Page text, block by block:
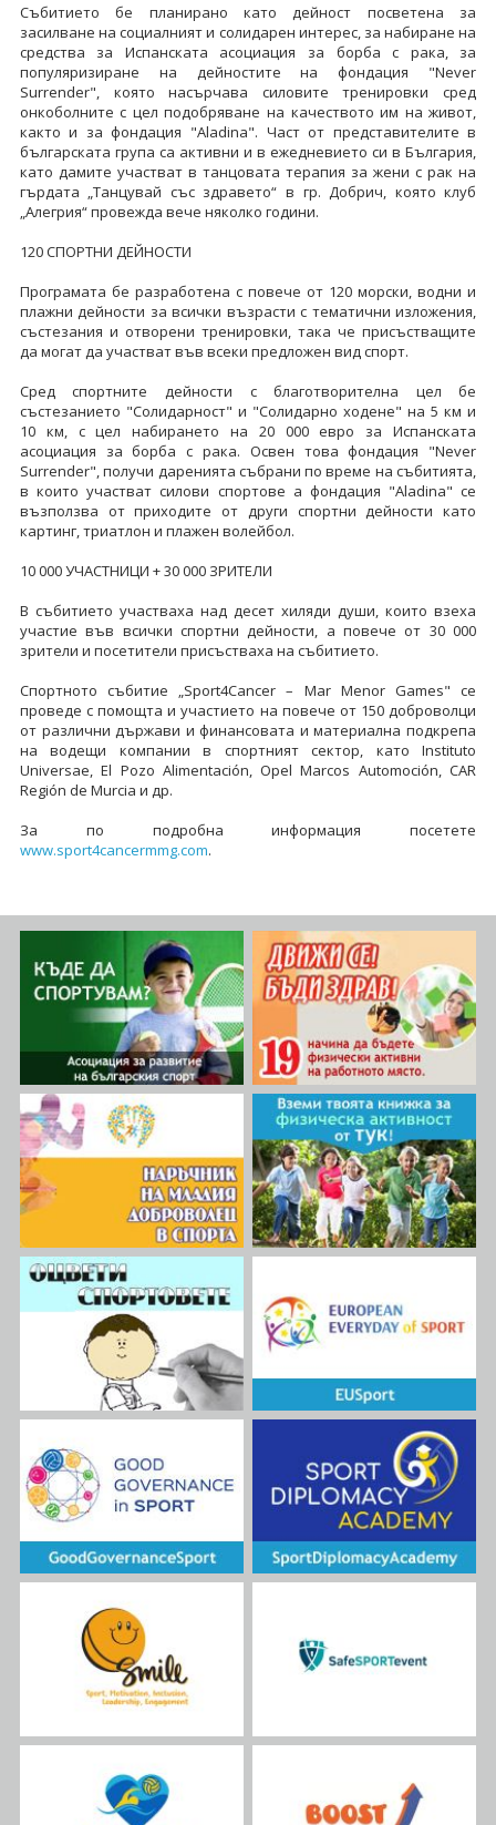
Събитието бе планирано като дейност посветена за
засилване на социалният и солидарен интерес, за набиране на
средства за Испанската асоциация за борба с рака, за
популяризиране на дейностите на фондация "Never
Surrender", която насърчава силовите тренировки сред
онкоболните с цел подобряване на качеството им на живот,
както и за фондация "Aladina". Част от представителите в
българската група са активни и в ежедневието си в България,
като дамите участват в танцовата терапия за жени с рак на
гърдата „Танцувай със здравето“ в гр. Добрич, която клуб
„Алегрия“ провежда вече няколко години.
120 СПОРТНИ ДЕЙНОСТИ
Програмата бе разработена с повече от 120 морски, водни и
плажни дейности за всички възрасти с тематични изложения,
състезания и отворени тренировки, така че присъстващите
да могат да участват във всеки предложен вид спорт.
Сред спортните дейности с благотворителна цел бе
състезанието "Солидарност" и "Солидарно ходене" на 5 км и
10 км, с цел набирането на 20 000 евро за Испанската
асоциация за борба с рака. Освен това фондация "Never
Surrender", получи даренията събрани по време на събитията,
в които участват силови спортове а фондация "Aladina" се
възползва от приходите от други спортни дейности като
картинг, триатлон и плажен волейбол.
10 000 УЧАСТНИЦИ + 30 000 ЗРИТЕЛИ
В събитието участваха над десет хиляди души, които взеха
участие във всички спортни дейности, а повече от 30 000
зрители и посетители присъстваха на събитието.
Спортното събитие „Sport4Cancer – Mar Menor Games" се
проведе с помощта и участието на повече от 150 доброволци
от различни държави и финансовата и материална подкрепа
на водещи компании в спортният сектор, като Instituto
Universae, El Pozo Alimentación, Opel Marcos Automoción, CAR
Región de Murcia и др.
За по подробна информация посетете
www.sport4cancermmg.com.